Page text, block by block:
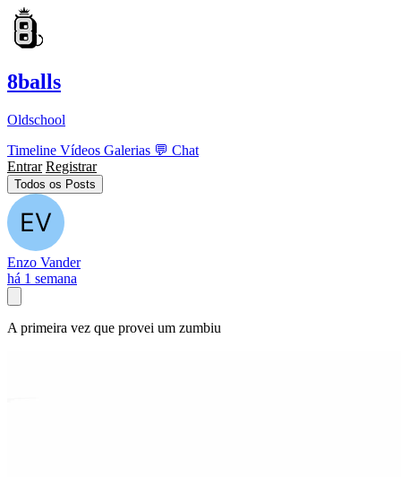
8balls
Oldschool
Timeline Vídeos Galerias 💬 Chat
Entrar Registrar
Todos os Posts
Enzo Vander
há 1 semana
A primeira vez que provei um zumbiu